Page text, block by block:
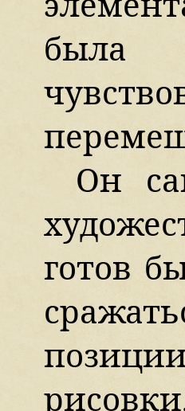
была
Он
готов